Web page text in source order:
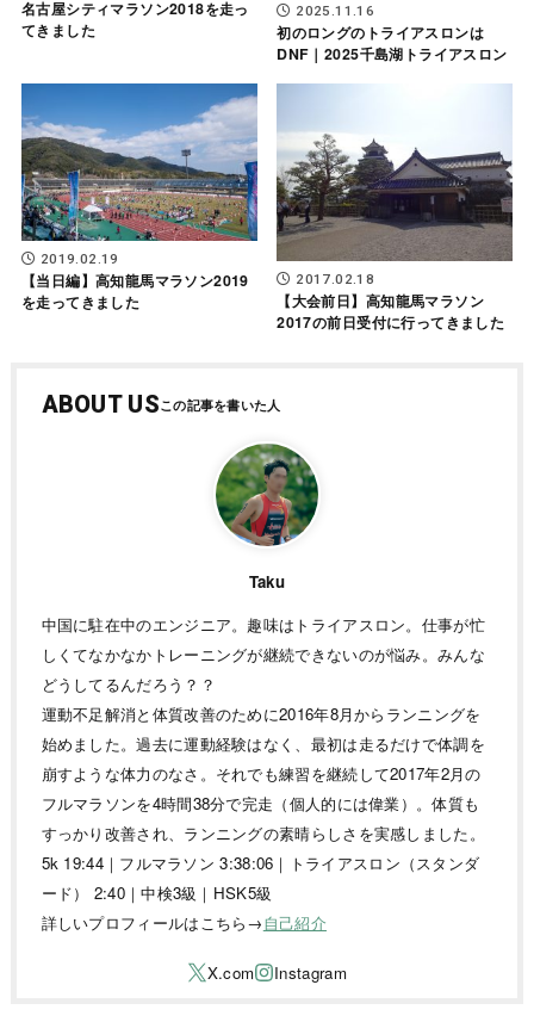
名古屋シティマラソン2018を走っ
てきました
2025.11.16
初のロングのトライアスロンは
DNF｜2025千島湖トライアスロン
2019.02.19
【当日編】高知龍馬マラソン2019
を走ってきました
2017.02.18
【大会前日】高知龍馬マラソン
2017の前日受付に行ってきました
ABOUT US
Taku
中国に駐在中のエンジニア。趣味はトライアスロン。仕事が忙
しくてなかなかトレーニングが継続できないのが悩み。みんな
どうしてるんだろう？？
運動不足解消と体質改善のために2016年8月からランニングを
始めました。過去に運動経験はなく、最初は走るだけで体調を
崩すような体力のなさ。それでも練習を継続して2017年2月の
フルマラソンを4時間38分で完走（個人的には偉業）。体質も
すっかり改善され、ランニングの素晴らしさを実感しました。
5k 19:44｜フルマラソン 3:38:06｜トライアスロン（スタンダ
ード） 2:40｜中検3級｜HSK5級
詳しいプロフィールはこちら→自己紹介